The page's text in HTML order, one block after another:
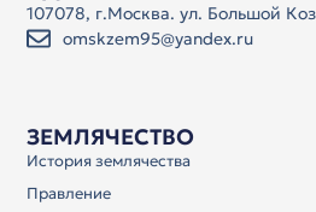
ЗЕМЛЯЧЕСТВО
История землячества
Правление
107078, г.Москва. ул. Большой
omskzem95@yandex.ru